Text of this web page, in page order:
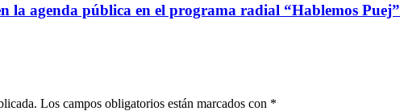
la agenda pública en el programa radial “Hablemos Puej”
Los campos obligatorios están marcados con *